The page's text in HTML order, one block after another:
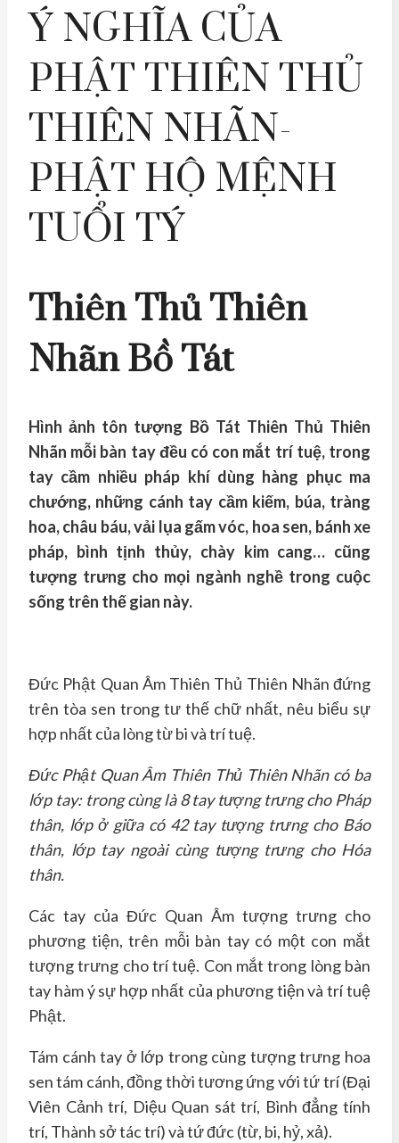
Ý NGHĨA CỦA
PHẬT THIÊN THỦ
THIÊN NHÃN-
PHẬT HỘ MỆNH
TUỔI TÝ
Thiên Thủ Thiên
NhãnBồ Tát
Hình ảnh tôn tượng Bồ Tát Thiên Thủ Thiên
Nhãn mỗi bàn tay đều có con mắt trí tuệ, trong
tay cầm nhiều pháp khí dùng hàng phục ma
chướng, những cánh tay cầm kiếm, búa, tràng
hoa, châu báu, vải lụa gấm vóc, hoa sen, bánh xe
pháp, bình tịnh thủy, chày kim cang… cũng
tượng trưng cho mọi ngành nghề trong cuộc
sống trên thế gian này.
Đức Phật Quan Âm Thiên Thủ Thiên Nhãn đứng
trên tòa sen trong tư thế chữ nhất, nêu biểu sự
hợp nhất của lòng từ bi và trí tuệ.
Đức Phật Quan Âm Thiên Thủ Thiên Nhãn có ba
lớp tay: trong cùng là 8 tay tượng trưng cho Pháp
thân, lớp ở giữa có 42 tay tượng trưng cho Báo
thân, lớp tay ngoài cùng tượng trưng cho Hóa
thân.
Các tay của Đức Quan Âm tượng trưng cho
phương tiện, trên mỗi bàn tay có một con mắt
tượng trưng cho trí tuệ. Con mắt trong lòng bàn
tay hàm ý sự hợp nhất của phương tiện và trí tuệ
Phật.
Tám cánh tay ở lớp trong cùng tượng trưng hoa
sen tám cánh, đồng thời tương ứng với tứ trí (Đại
Viên Cảnh trí, Diệu Quan sát trí, Bình đẳng tính
trí, Thành sở tác trí) và tứ đức (từ, bi, hỷ, xả).